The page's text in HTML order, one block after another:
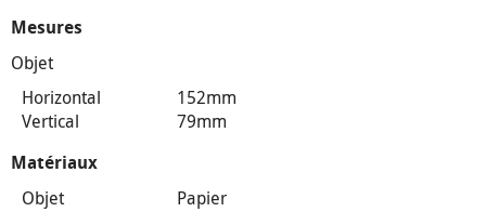
Mesures
Objet
Horizontal
152mm
Vertical
79mm
Matériaux
Objet Papier